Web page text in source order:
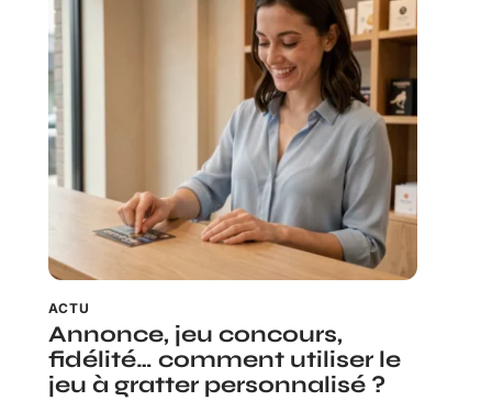
ACTU
Annonce, jeu concours,
fidélité… comment utiliser le
jeu à gratter personnalisé ?